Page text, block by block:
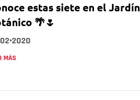
estas siete en el Jardín
🌴🌷
MÁS